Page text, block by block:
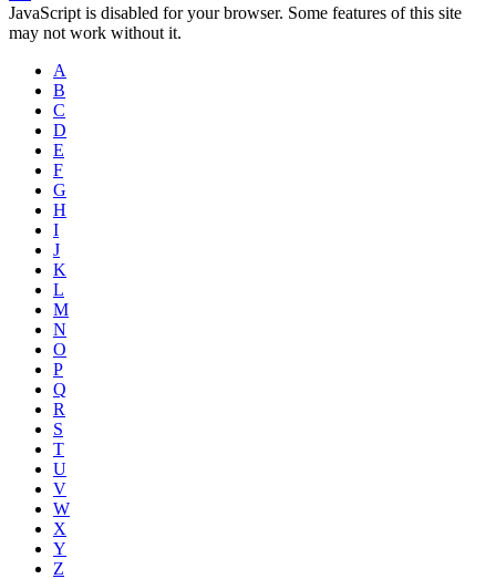
JavaScript is disabled for your browser. Some features of this site
may not work without it.
A
B
C
D
E
F
G
H
I
J
K
L
M
N
O
P
Q
R
S
T
U
V
W
X
Y
Z